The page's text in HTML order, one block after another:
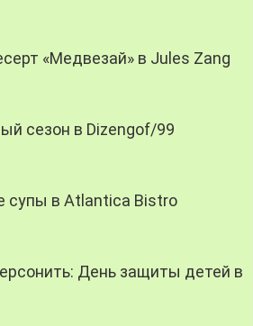
«Медвезай» в Jules Zang
сезон в Dizengof/99
супы в Atlantica Bistro
День защиты детей в